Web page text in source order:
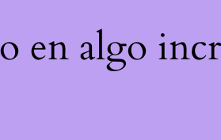
en algo